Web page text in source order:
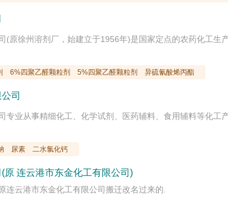
6%四聚乙醛颗粒剂 5%四聚乙醛颗粒剂 异硫氰酸烯丙酯
司
尿素 二水氯化钙
原 连云港市东金化工有限公司)
连云港市东金化工有限公司搬迁改名过来的.